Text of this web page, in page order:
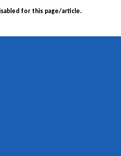
for this page/article.